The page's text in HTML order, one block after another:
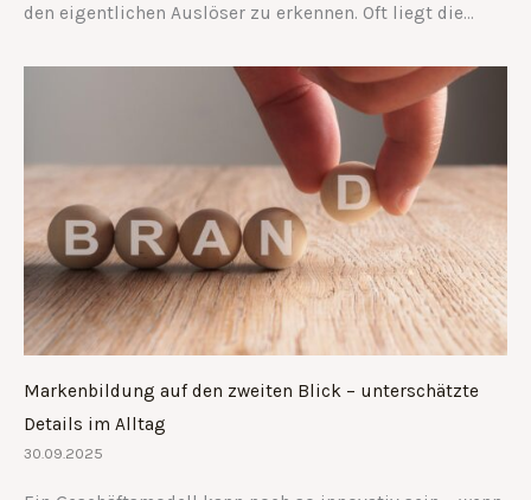
den eigentlichen Auslöser zu erkennen. Oft liegt die…
Markenbildung auf den zweiten Blick – unterschätzte
Details im Alltag
30.09.2025